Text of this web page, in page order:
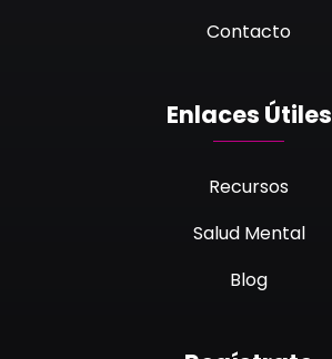
Contacto
Enlaces Útiles
Recursos
Salud Mental
Blog